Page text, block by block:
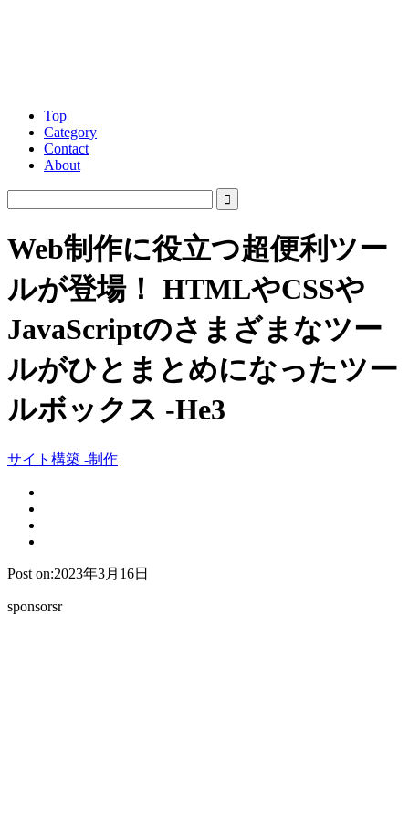
Top
Category
Contact
About
Web制作に役立つ超便利ツー
ルが登場！ HTMLやCSSや
JavaScriptのさまざまなツー
ルがひとまとめになったツー
ルボックス -He3
サイト構築 -制作
Post on:2023年3月16日
sponsorsr